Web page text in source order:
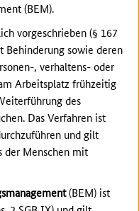
(BEM).
vorgeschrieben (§ 167
Behinderung sowie deren
, verhaltens- oder
Arbeitsplatz frühzeitig
des
Das Verfahren ist
und gilt
der Menschen mit
(BEM) ist